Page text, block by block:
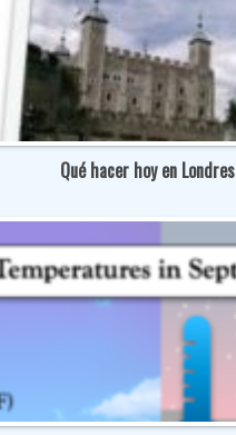
Qué hacer hoy en Londres